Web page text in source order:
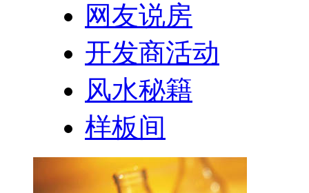
网友说房
开发商活动
风水秘籍
样板间